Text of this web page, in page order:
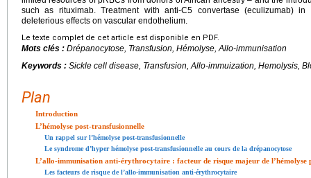
such as rituximab. Treatment with anti-C5 convertase (eculizumab)
deleterious effects on vascular endothelium.
Le texte complet de cet article est disponible en PDF.
Mots clés : Drépanocytose, Transfusion, Hémolyse, Allo-immunisation
Keywords : Sickle cell disease, Transfusion, Allo-immuization, Hemolysis,
Plan
Introduction
L’hémolyse post-transfusionnelle
Un rappel sur l’hémolyse post-transfusionnelle
Le syndrome d’hyper hémolyse post-transfusionnelle au cours de la drépanocytose
L’allo-immunisation anti-érythrocytaire : facteur de risque majeur de l’hémolyse
Les facteurs de risque de l’allo-immunisation anti-érythrocytaire